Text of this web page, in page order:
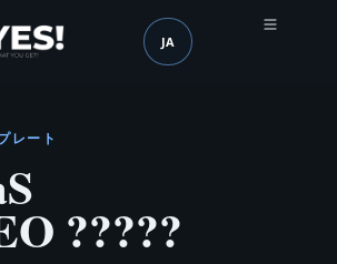
言語 (mobile header)
JA
レート
?????